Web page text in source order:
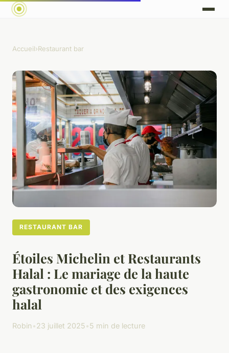
Accueil›Restaurant bar
RESTAURANT BAR
Étoiles Michelin et Restaurants
Halal : Le mariage de la haute
gastronomie et des exigences
halal
Robin•23 juillet 2025•5 min de lecture